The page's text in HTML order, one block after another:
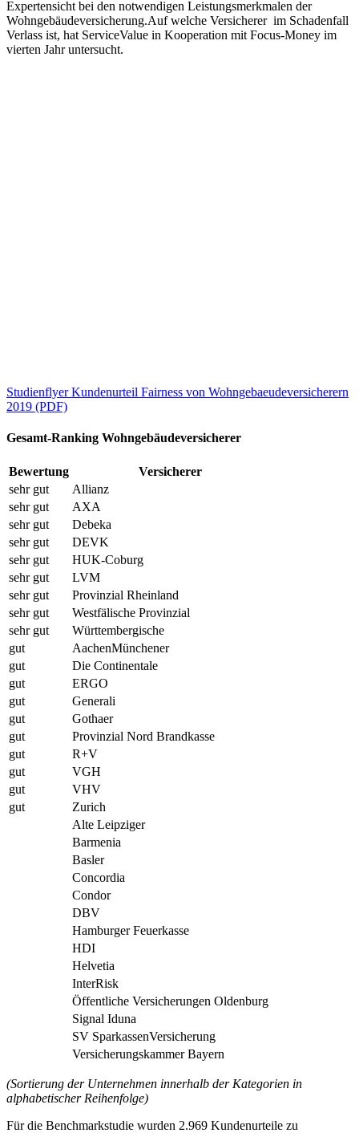
Expertensicht bei den notwendigen Leistungsmerkmalen der
Wohngebäudeversicherung.Auf welche Versicherer im Schadenfall
Verlass ist, hat ServiceValue in Kooperation mit Focus-Money im
vierten Jahr untersucht.
Studienflyer Kundenurteil Fairness von Wohngebaeudeversicherern
2019 (PDF)
Gesamt-Ranking Wohngebäudeversicherer
Bewertung
Versicherer
sehr gut
Allianz
sehr gut
AXA
sehr gut
Debeka
sehr gut
DEVK
sehr gut
HUK-Coburg
sehr gut
LVM
sehr gut
Provinzial Rheinland
sehr gut
Westfälische Provinzial
sehr gut
Württembergische
gut
AachenMünchener
gut
Die Continentale
gut
ERGO
gut
Generali
gut
Gothaer
gut
Provinzial Nord Brandkasse
gut
R+V
gut
VGH
gut
VHV
gut
Zurich
Alte Leipziger
Barmenia
Basler
Concordia
Condor
DBV
Hamburger Feuerkasse
HDI
Helvetia
InterRisk
Öffentliche Versicherungen Oldenburg
Signal Iduna
SV SparkassenVersicherung
Versicherungskammer Bayern
(Sortierung der Unternehmen innerhalb der Kategorien in
alphabetischer Reihenfolge)
Für die Benchmarkstudie wurden 2.969 Kundenurteile zu